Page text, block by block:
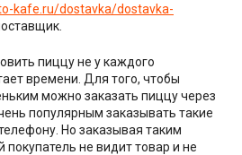
kafe.ru/dostavka/dostavka-
пиццу не у каждого
времени. Для того, чтобы
можно заказать пиццу через
популярным заказывать такие
Но заказывая таким
не видит товар и не